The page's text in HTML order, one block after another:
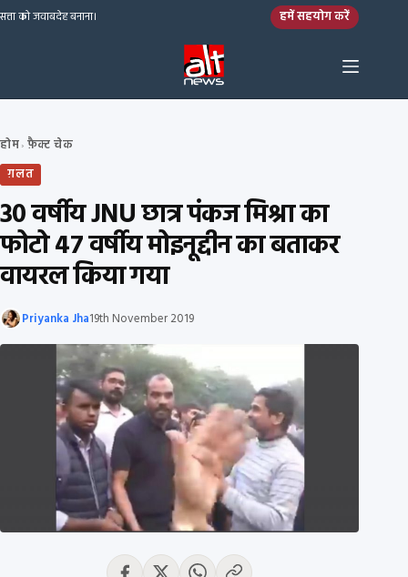
Skip to content
सत्ता को जवाबदेह बनाना। हमें सहयोग करें
होम› फ़ैक्ट चेक
ग़लत
30 वर्षीय JNU छात्र पंकज मिश्रा का
फोटो 47 वर्षीय मोइनूद्दीन का बताकर
वायरल किया गया
Priyanka Jha19th November 2019